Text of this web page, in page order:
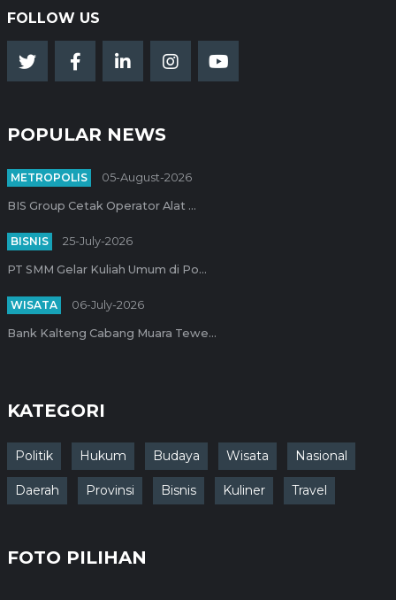
FOLLOW US
POPULAR NEWS
METROPOLIS 05-August-2026
BIS Group Cetak Operator Alat ...
BISNIS 25-July-2026
PT SMM Gelar Kuliah Umum di Po...
WISATA 06-July-2026
Bank Kalteng Cabang Muara Tewe...
KATEGORI
Politik Hukum Budaya Wisata Nasional
Daerah Provinsi Bisnis Kuliner Travel
FOTO PILIHAN